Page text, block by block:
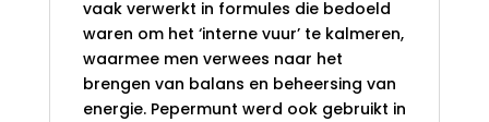
vaak verwerkt in formules die bedoeld
waren om het ‘interne vuur’ te kalmeren,
waarmee men verwees naar het
brengen van balans en beheersing van
energie. Pepermunt werd ook gebruikt in